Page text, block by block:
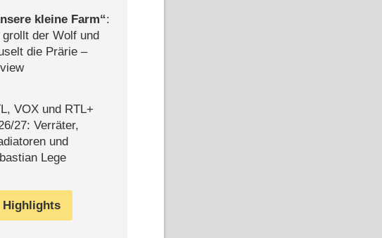
kleine Farm :
grollt der Wolf und
die Prärie –
VOX und RTL+
​27: Verräter,
und
Lege
Highlights